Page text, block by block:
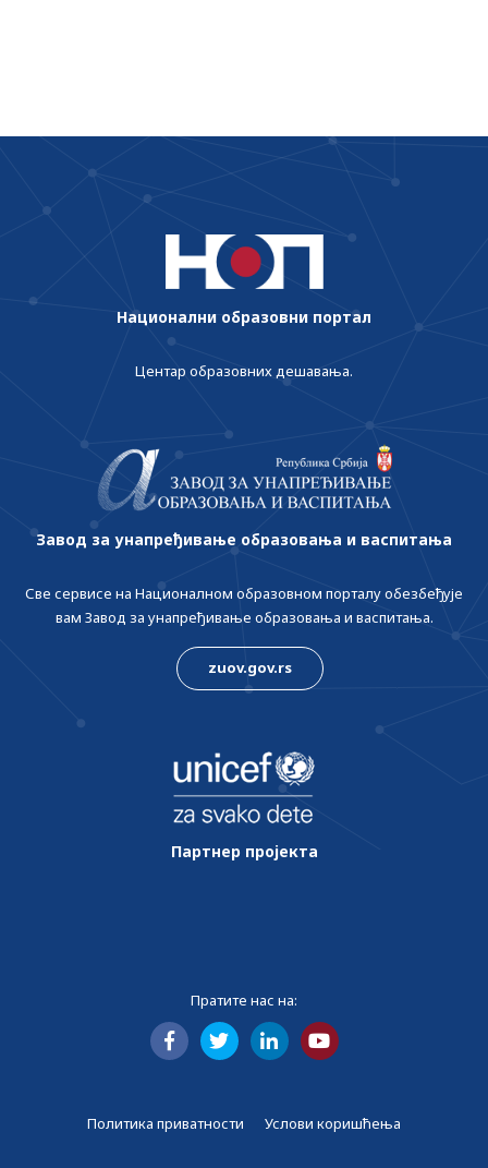
Национални образовни портал
Центар образовних дешавања.
Завод за унапређивање образовања и васпитања
Све сервисе на Националном образовном порталу обезбеђује
вам Завод за унапређивање образовања и васпитања.
zuov.gov.rs
Партнер пројекта
Пратите нас на:
Политика приватности Услови коришћења